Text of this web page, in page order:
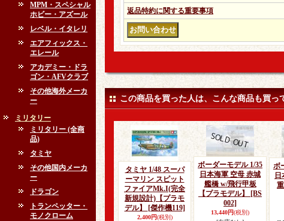
MPM・スペシャル
ホビー・アズール
レベル・イタレリ
エアフィックス・
エレール
アカデミー・ドラ
ゴン・AFVクラブ
その他海外メーカ
ー
ミリタリー
ミリタリー (全商
品)
タミヤ
その他国内メーカ
ー
ドラゴン
トランペッター・
モノクローム
返品特約に関する重要事項
この商品を買った人は、こんな商品も買っ
タミヤ 1/48 スーパ
ーマリン スピット
ファイアMk.I(完全
新規設計)【プラモ
デル】
[傑作機119]
2,400円(税別)
ボーダーモデル 1/35
日本海軍 空母 赤城
艦橋 w/飛行甲板
【プラモデル】
[BS
002]
13,440円(税別)
ボ